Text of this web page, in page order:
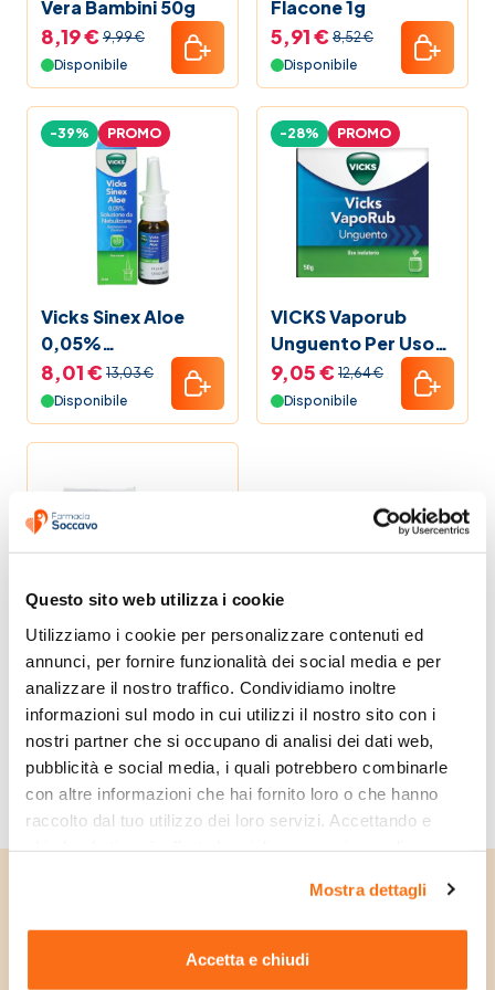
Questo sito web utilizza i cookie
Utilizziamo i cookie per personalizzare contenuti ed
annunci, per fornire funzionalità dei social media e per
analizzare il nostro traffico. Condividiamo inoltre
informazioni sul modo in cui utilizzi il nostro sito con i
nostri partner che si occupano di analisi dei dati web,
pubblicità e social media, i quali potrebbero combinarle
con altre informazioni che hai fornito loro o che hanno
raccolto dal tuo utilizzo dei loro servizi. Accettando e
Mostra dettagli
Accetta e chiudi
Vera Bambini 50g
8,19 € 9,99 €
Disponibile
Flacone 1g
5,91 € 8,52 €
Disponibile
Vicks Sinex Aloe
0,05%
Nebulizzatore 15 ml
-39% PROMO
8,01 € 13,03 €
Disponibile
VICKS Vaporub
Unguento Per Uso
Inalatorio 50g
-28% PROMO
9,05 € 12,64 €
Disponibile
Vicks Vaporub
Rimedio Per
Raffreddore Mal Di
Gola Tosse E Naso
Chiuso Vasetto Da
100 g
13,21 €
Disponibile
Unisciti alla community e
ricevi subito uno